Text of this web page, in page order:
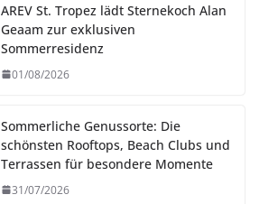
AREV St. Tropez lädt Sternekoch Alan
Geaam zur exklusiven
Sommerresidenz
01/08/2026
Sommerliche Genussorte: Die
schönsten Rooftops, Beach Clubs und
Terrassen für besondere Momente
31/07/2026